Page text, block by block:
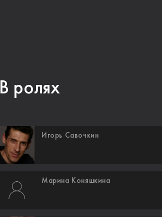
В ролях
Игорь Савочкин
Марина Коняшкина